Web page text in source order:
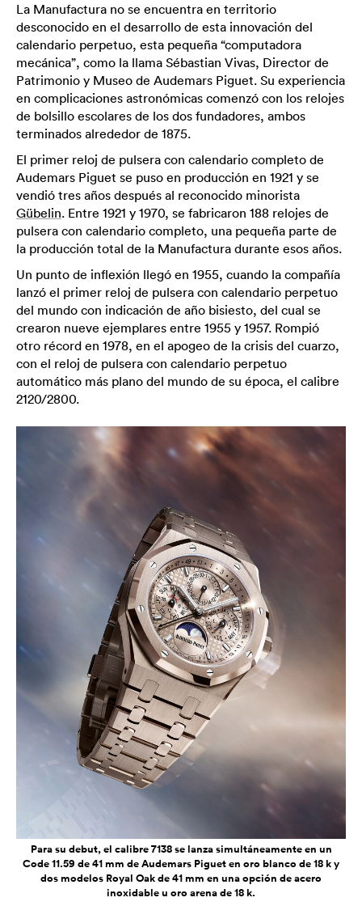
La Manufactura no se encuentra en territorio
desconocido en el desarrollo de esta innovación del
calendario perpetuo, esta pequeña “computadora
mecánica”, como la llama Sébastian Vivas, Director de
Patrimonio y Museo de Audemars Piguet. Su experiencia
en complicaciones astronómicas comenzó con los relojes
de bolsillo escolares de los dos fundadores, ambos
terminados alrededor de 1875.
El primer reloj de pulsera con calendario completo de
Audemars Piguet se puso en producción en 1921 y se
vendió tres años después al reconocido minorista
Gübelin. Entre 1921 y 1970, se fabricaron 188 relojes de
pulsera con calendario completo, una pequeña parte de
la producción total de la Manufactura durante esos años.
Un punto de inflexión llegó en 1955, cuando la compañía
lanzó el primer reloj de pulsera con calendario perpetuo
del mundo con indicación de año bisiesto, del cual se
crearon nueve ejemplares entre 1955 y 1957. Rompió
otro récord en 1978, en el apogeo de la crisis del cuarzo,
con el reloj de pulsera con calendario perpetuo
automático más plano del mundo de su época, el calibre
2120/2800.
Para su debut, el calibre 7138 se lanza simultáneamente en un
Code 11.59 de 41 mm de Audemars Piguet en oro blanco de 18 k y
dos modelos Royal Oak de 41 mm en una opción de acero
inoxidable u oro arena de 18 k.